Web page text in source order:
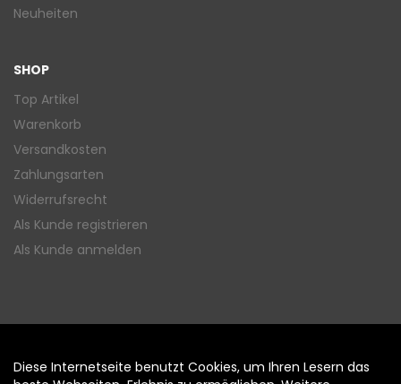
Neuheiten
SHOP
Top Artikel
Warenkorb
Versandkosten
Zahlungsarten
Widerrufsrecht
Als Kunde registrieren
Als Kunde anmelden
Diese Internetseite benutzt Cookies, um Ihren Lesern das
Auftrag widerrufen